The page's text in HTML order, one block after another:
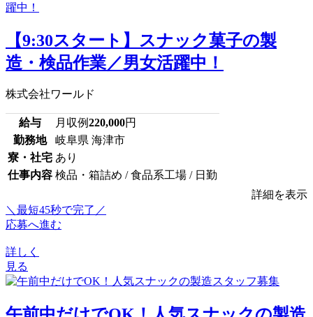
【9:30スタート】スナック菓子の製
造・検品作業／男女活躍中！
株式会社ワールド
給与 月収例220,000円
勤務地
岐阜県 海津市
寮・社宅 あり
仕事内容 検品・箱詰め / 食品系工場 / 日勤
詳細を表示
＼最短45秒で完了／
応募へ進む
詳しく
見る